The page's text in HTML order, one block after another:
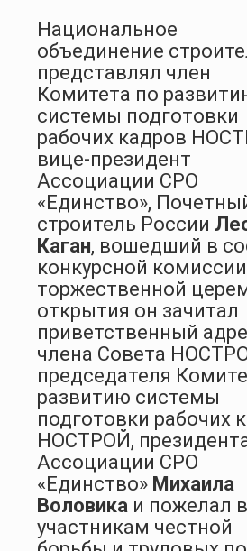
Национальное
объединение
представлял член
Комитета по
системы подготовки
рабочих кадров
вице-президент
Ассоциации СРО
«Единство»,
строитель России
Каган, вошедший в
конкурсной
торжественной
открытия он зачитал
приветственный
члена Совета
председателя
развитию системы
подготовки рабочих
НОСТРОЙ,
Ассоциации СРО
«Единство» Михаила
Воловика и пожелал
участникам честной